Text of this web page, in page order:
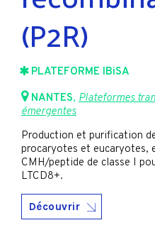
(P2R)
PLATEFORME IBiSA
NANTES, Plateformes
émergentes
Production et purification
procaryotes et eucaryotes,
CMH/peptide de classe I
LTCD8+.
Découvrir